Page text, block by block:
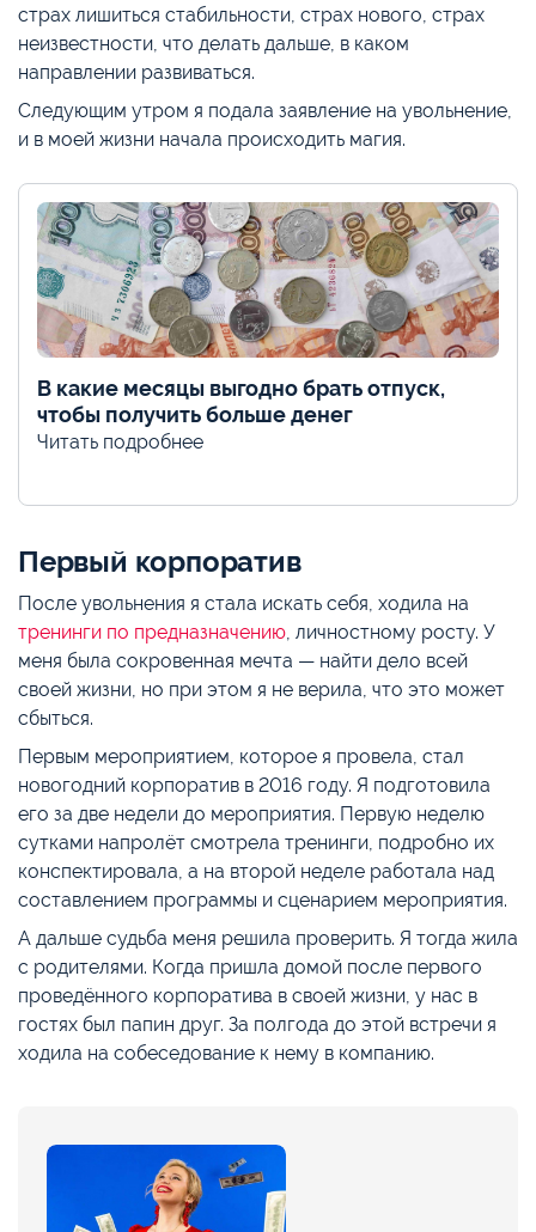
страх лишиться стабильности, страх нового, страх
неизвестности, что делать дальше, в каком
направлении развиваться.
Следующим утром я подала заявление на увольнение,
и в моей жизни начала происходить магия.
В какие месяцы выгодно брать отпуск,
чтобы получить больше денег
Читать подробнее
Первый корпоратив
После увольнения я стала искать себя, ходила на
тренинги по предназначению, личностному росту. У
меня была сокровенная мечта — найти дело всей
своей жизни, но при этом я не верила, что это может
сбыться.
Первым мероприятием, которое я провела, стал
новогодний корпоратив в 2016 году. Я подготовила
его за две недели до мероприятия. Первую неделю
сутками напролёт смотрела тренинги, подробно их
конспектировала, а на второй неделе работала над
составлением программы и сценарием мероприятия.
А дальше судьба меня решила проверить. Я тогда жила
с родителями. Когда пришла домой после первого
проведённого корпоратива в своей жизни, у нас в
гостях был папин друг. За полгода до этой встречи я
ходила на собеседование к нему в компанию.